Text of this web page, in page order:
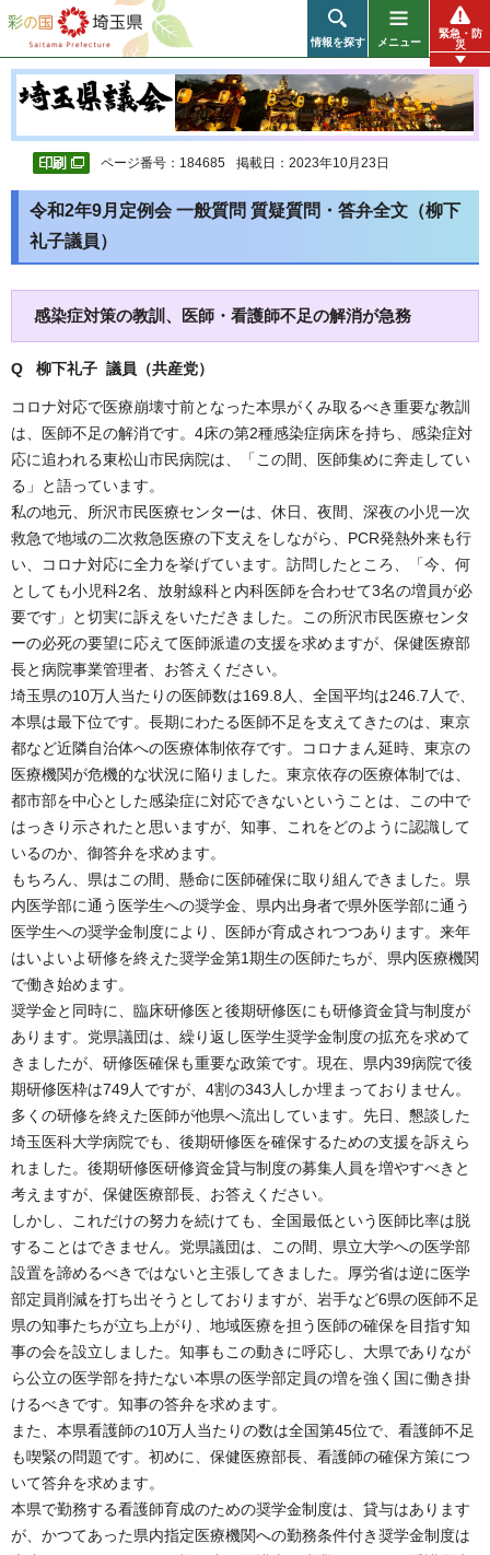
彩の国 埼玉県
情報を探す メニュー
緊急・防
災
ページ番号：184685 掲載日：2023年10月23日
令和2年9月定例会 一般質問 質疑質問・答弁全文（柳下
礼子議員）
感染症対策の教訓、医師・看護師不足の解消が急務
Q 柳下礼子 議員（共産党）
コロナ対応で医療崩壊寸前となった本県がくみ取るべき重要な教訓
は、医師不足の解消です。4床の第2種感染症病床を持ち、感染症対
応に追われる東松山市民病院は、「この間、医師集めに奔走してい
る」と語っています。
私の地元、所沢市民医療センターは、休日、夜間、深夜の小児一次
救急で地域の二次救急医療の下支えをしながら、PCR発熱外来も行
い、コロナ対応に全力を挙げています。訪問したところ、「今、何
としても小児科2名、放射線科と内科医師を合わせて3名の増員が必
要です」と切実に訴えをいただきました。この所沢市民医療センタ
ーの必死の要望に応えて医師派遣の支援を求めますが、保健医療部
長と病院事業管理者、お答えください。
埼玉県の10万人当たりの医師数は169.8人、全国平均は246.7人で、
本県は最下位です。長期にわたる医師不足を支えてきたのは、東京
都など近隣自治体への医療体制依存です。コロナまん延時、東京の
医療機関が危機的な状況に陥りました。東京依存の医療体制では、
都市部を中心とした感染症に対応できないということは、この中で
はっきり示されたと思いますが、知事、これをどのように認識して
いるのか、御答弁を求めます。
もちろん、県はこの間、懸命に医師確保に取り組んできました。県
内医学部に通う医学生への奨学金、県内出身者で県外医学部に通う
医学生への奨学金制度により、医師が育成されつつあります。来年
はいよいよ研修を終えた奨学金第1期生の医師たちが、県内医療機関
で働き始めます。
奨学金と同時に、臨床研修医と後期研修医にも研修資金貸与制度が
あります。党県議団は、繰り返し医学生奨学金制度の拡充を求めて
きましたが、研修医確保も重要な政策です。現在、県内39病院で後
期研修医枠は749人ですが、4割の343人しか埋まっておりません。
多くの研修を終えた医師が他県へ流出しています。先日、懇談した
埼玉医科大学病院でも、後期研修医を確保するための支援を訴えら
れました。後期研修医研修資金貸与制度の募集人員を増やすべきと
考えますが、保健医療部長、お答えください。
しかし、これだけの努力を続けても、全国最低という医師比率は脱
することはできません。党県議団は、この間、県立大学への医学部
設置を諦めるべきではないと主張してきました。厚労省は逆に医学
部定員削減を打ち出そうとしておりますが、岩手など6県の医師不足
県の知事たちが立ち上がり、地域医療を担う医師の確保を目指す知
事の会を設立しました。知事もこの動きに呼応し、大県でありなが
ら公立の医学部を持たない本県の医学部定員の増を強く国に働き掛
けるべきです。知事の答弁を求めます。
また、本県看護師の10万人当たりの数は全国第45位で、看護師不足
も喫緊の問題です。初めに、保健医療部長、看護師の確保方策につ
いて答弁を求めます。
本県で勤務する看護師育成のための奨学金制度は、貸与はあります
が、かつてあった県内指定医療機関への勤務条件付き奨学金制度は